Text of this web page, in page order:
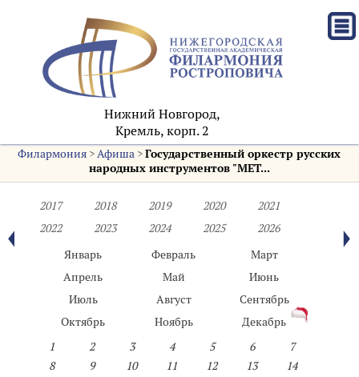
Нижний Новгород,
Кремль, корп. 2
Филармония >Афиша >Государственный оркестр русских
народных инструментов "МЕТ...
2017 2018 2019 2020
2021
2022
2023 2024 2025
2026
Январь
Февраль
Март
Апрель
Май
Июнь
Июль
Август
Сентябрь
Октябрь
Ноябрь
Декабрь
1
2 3 4 5 6
7
8
9 10 11 12 13
14